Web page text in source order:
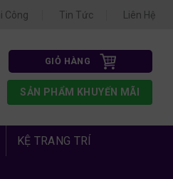
Công Tin Tức Liên Hệ
GIỎ HÀNG
SẢN PHẨM KHUYẾN MÃI
KỆ TRANG TRÍ